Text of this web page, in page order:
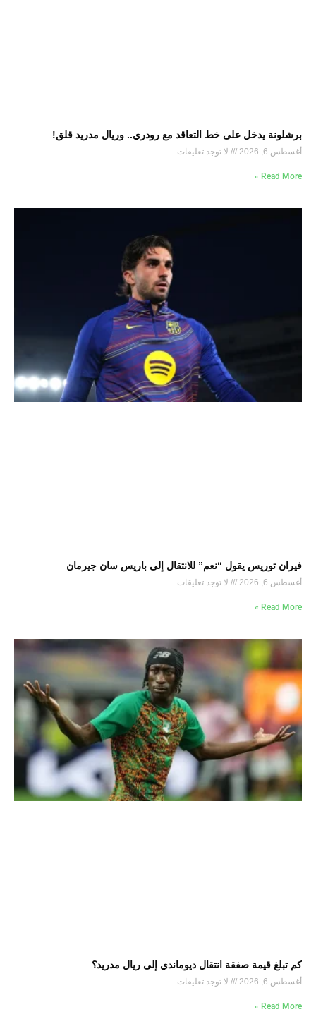
برشلونة يدخل على خط التعاقد مع رودري.. وريال مدريد قلق!
أغسطس 6, 2026 لا توجد تعليقات
Read More »
فيران توريس يقول “نعم” للانتقال إلى باريس سان جيرمان
أغسطس 6, 2026 لا توجد تعليقات
Read More »
كم تبلغ قيمة صفقة انتقال ديوماندي إلى ريال مدريد؟
أغسطس 6, 2026 لا توجد تعليقات
Read More »